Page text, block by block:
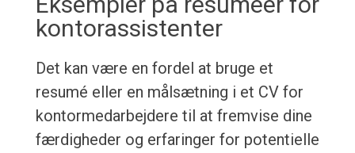
kontorassistenter
Det kan være en fordel at bruge et
resumé eller en målsætning i et CV for
kontormedarbejdere til at fremvise dine
færdigheder og erfaringer for potentielle